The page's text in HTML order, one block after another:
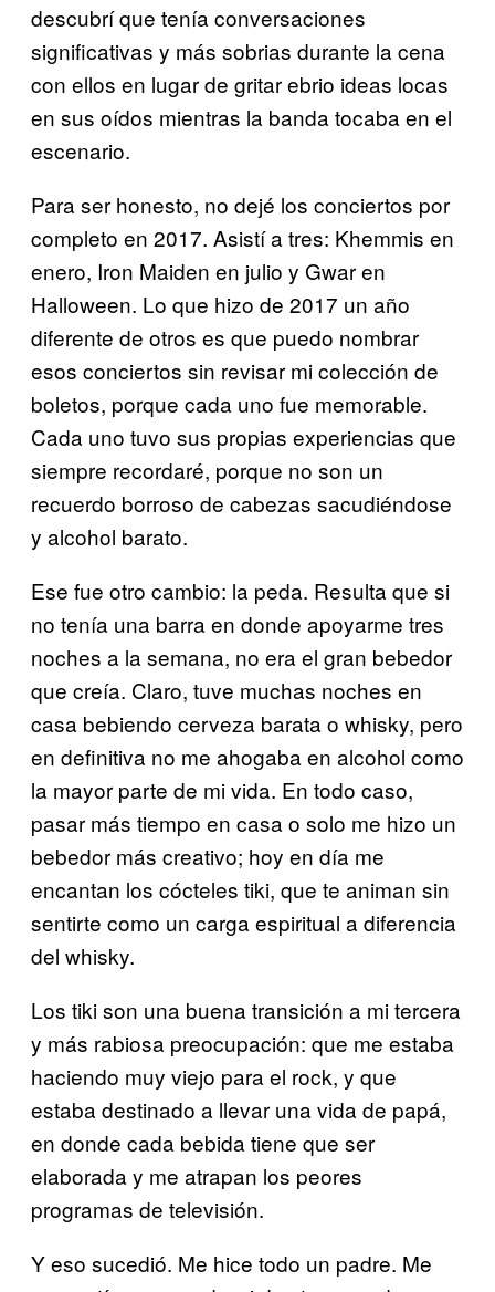
descubrí que tenía conversaciones
significativas y más sobrias durante la cena
con ellos en lugar de gritar ebrio ideas locas
en sus oídos mientras la banda tocaba en el
escenario.
Para ser honesto, no dejé los conciertos por
completo en 2017. Asistí a tres: Khemmis en
enero, Iron Maiden en julio y Gwar en
Halloween. Lo que hizo de 2017 un año
diferente de otros es que puedo nombrar
esos conciertos sin revisar mi colección de
boletos, porque cada uno fue memorable.
Cada uno tuvo sus propias experiencias que
siempre recordaré, porque no son un
recuerdo borroso de cabezas sacudiéndose
y alcohol barato.
Ese fue otro cambio: la peda. Resulta que si
no tenía una barra en donde apoyarme tres
noches a la semana, no era el gran bebedor
que creía. Claro, tuve muchas noches en
casa bebiendo cerveza barata o whisky, pero
en definitiva no me ahogaba en alcohol como
la mayor parte de mi vida. En todo caso,
pasar más tiempo en casa o solo me hizo un
bebedor más creativo; hoy en día me
encantan los cócteles tiki, que te animan sin
sentirte como un carga espiritual a diferencia
del whisky.
Los tiki son una buena transición a mi tercera
y más rabiosa preocupación: que me estaba
haciendo muy viejo para el rock, y que
estaba destinado a llevar una vida de papá,
en donde cada bebida tiene que ser
elaborada y me atrapan los peores
programas de televisión.
Y eso sucedió. Me hice todo un padre. Me